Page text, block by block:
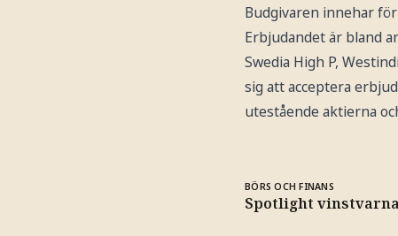
Budgivaren innehar
Erbjudandet är bland
Swedia High P,
sig att acceptera
utestående aktierna
BÖRS OCH FINANS
Spotlight